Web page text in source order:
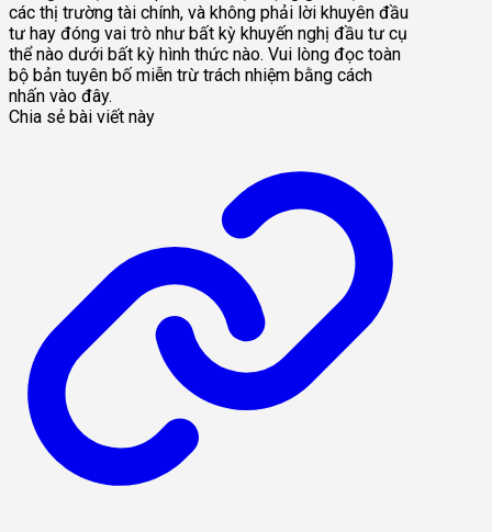
các thị trường tài chính, và không phải lời khuyên đầu
tư hay đóng vai trò như bất kỳ khuyến nghị đầu tư cụ
thể nào dưới bất kỳ hình thức nào. Vui lòng đọc toàn
bộ bản tuyên bố miễn trừ trách nhiệm bằng cách
nhấn vào đây.
Chia sẻ bài viết này